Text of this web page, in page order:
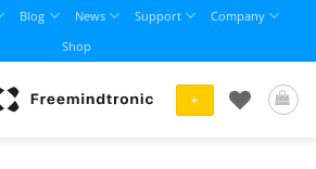
Blog News Support
Company
Shop
+